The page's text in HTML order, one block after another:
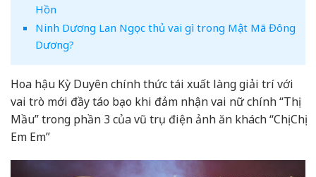
Hồn
Ninh Dương Lan Ngọc thủ vai gì trong Mật Mã Đông
Dương?
Hoa hậu Kỳ Duyên chính thức tái xuất làng giải trí với
vai trò mới đầy táo bạo khi đảm nhận vai nữ chính “Thị
Mầu” trong phần 3 của vũ trụ điện ảnh ăn khách “Chị Chị
Em Em”